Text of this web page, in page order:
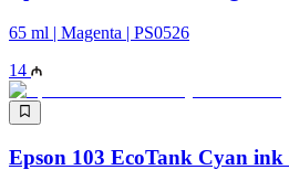
65 ml | Magenta | PS0526
14
Epson 103 EcoTank Cyan ink